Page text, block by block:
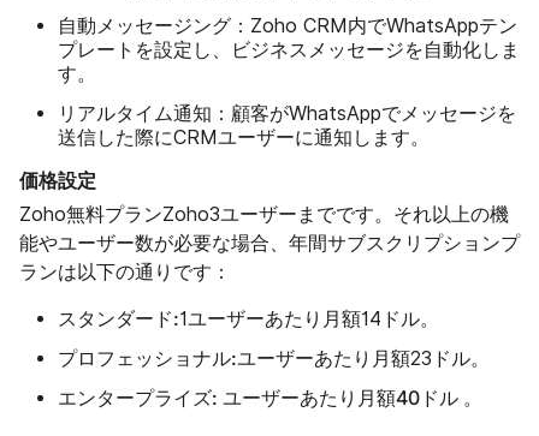
自動メッセージング ：Zoho CRM内でWhatsAppテン
プレートを設定し、ビジネスメッセージを自動化しま
す。
リアルタイム通知 ：顧客がWhatsAppでメッセージを
送信した際にCRMユーザーに通知します。
価格設定
Zoho無料プランZoho3ユーザーまでです。それ以上の機
能やユーザー数が必要な場合、年間サブスクリプションプ
ランは以下の通りです：
スタンダード:1ユーザーあたり月額14ドル。
プロフェッショナル:ユーザーあたり月額23ドル。
エンタープライズ: ユーザーあたり月額40ドル 。